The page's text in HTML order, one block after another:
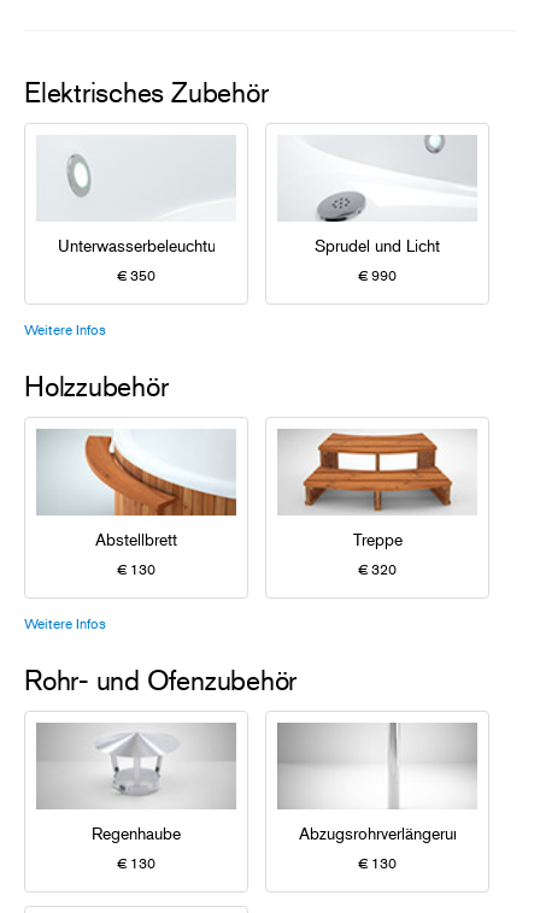
Elektrisches Zubehör
Unterwasserbeleuchtung
€ 350
Sprudel und Licht
€ 990
Weitere Infos
Holzzubehör
Abstellbrett
€ 130
Treppe
€ 320
Weitere Infos
Rohr- und Ofenzubehör
Regenhaube
€ 130
Abzugsrohrverlängerung
€ 130